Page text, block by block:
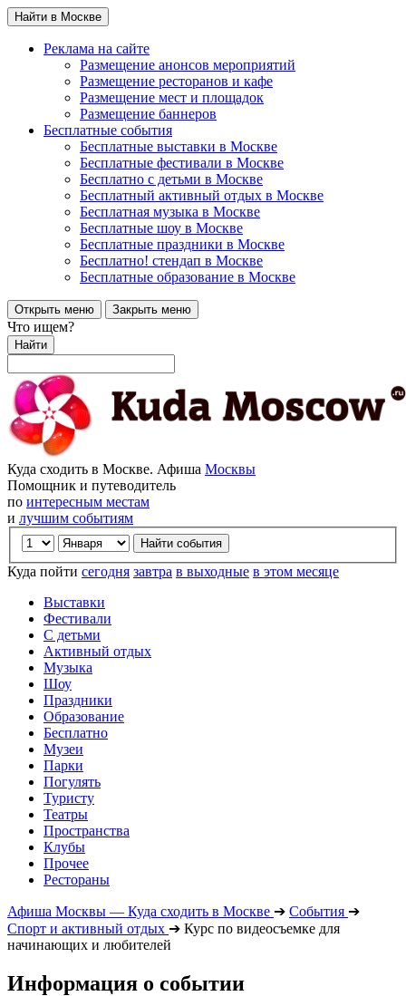
Найти в Москве
Реклама на сайте
Размещение анонсов мероприятий
Размещение ресторанов и кафе
Размещение мест и площадок
Размещение баннеров
Бесплатные события
Бесплатные выставки в Москве
Бесплатные фестивали в Москве
Бесплатно с детьми в Москве
Бесплатный активный отдых в Москве
Бесплатная музыка в Москве
Бесплатные шоу в Москве
Бесплатные праздники в Москве
Бесплатно! стендап в Москве
Бесплатные образование в Москве
Открыть меню Закрыть меню
Что ищем?
Найти
Куда сходить в Москве. Афиша Москвы
Помощник и путеводитель
по интересным местам
и лучшим событиям
Куда пойти сегодня завтра в выходные в этом месяце
Выставки
Фестивали
С детьми
Активный отдых
Музыка
Шоу
Праздники
Образование
Бесплатно
Музеи
Парки
Погулять
Туристу
Театры
Пространства
Клубы
Прочее
Рестораны
Афиша Москвы — Куда сходить в Москве ➔ События ➔
Спорт и активный отдых ➔ Курс по видеосъемке для
начинающих и любителей
Информация о событии